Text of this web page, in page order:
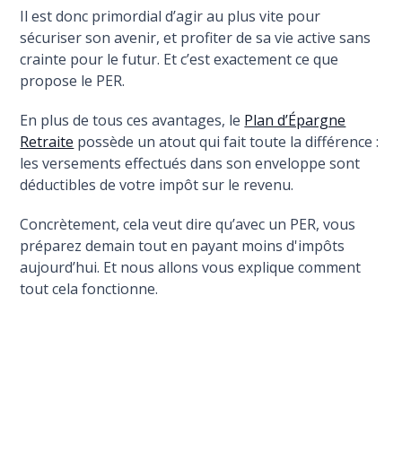
Il est donc primordial d’agir au plus vite pour
sécuriser son avenir, et profiter de sa vie active sans
crainte pour le futur. Et c’est exactement ce que
propose le PER.
En plus de tous ces avantages, le Plan d’Épargne
Retraite possède un atout qui fait toute la différence :
les versements effectués dans son enveloppe sont
déductibles de votre impôt sur le revenu.
Concrètement, cela veut dire qu’avec un PER, vous
préparez demain tout en payant moins d'impôts
aujourd’hui. Et nous allons vous explique comment
tout cela fonctionne.